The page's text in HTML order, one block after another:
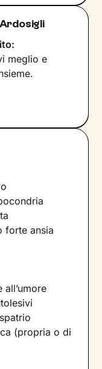
meglio e
forte ansia
(propria o di